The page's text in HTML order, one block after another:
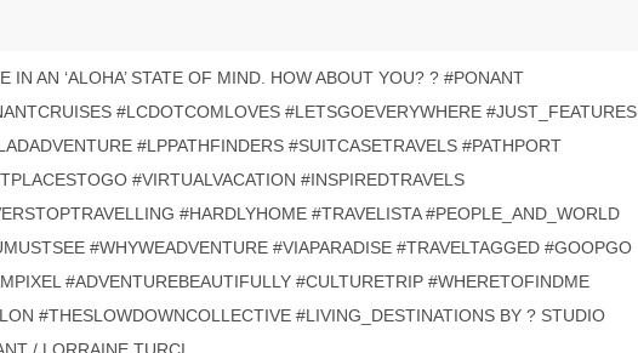
IN AN ‘ALOHA’ STATE OF MIND. HOW ABOUT YOU? ? #PONANT
#LCDOTCOMLOVES #LETSGOEVERYWHERE #JUST_FEATURES
#LPPATHFINDERS #SUITCASETRAVELS #PATHPORT
#VIRTUALVACATION #INSPIREDTRAVELS
#HARDLYHOME #TRAVELISTA #PEOPLE_AND_WORLD
#WHYWEADVENTURE #VIAPARADISE #TRAVELTAGGED #GOOPGO
#ADVENTUREBEAUTIFULLY #CULTURETRIP #WHERETOFINDME
#THESLOWDOWNCOLLECTIVE #LIVING_DESTINATIONS BY ? STUDIO